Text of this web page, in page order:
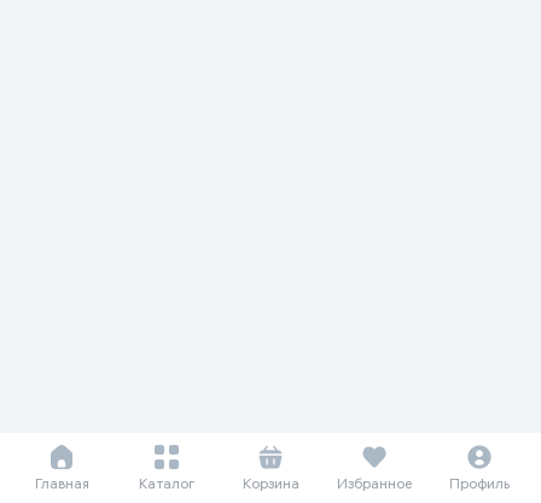
Главная Каталог Корзина Избранное Профиль